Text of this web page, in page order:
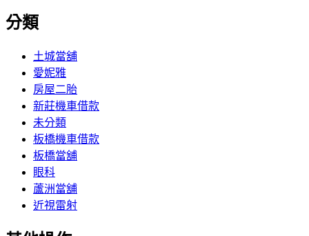
分類
土城當舖
愛妮雅
房屋二胎
新莊機車借款
未分類
板橋機車借款
板橋當舖
眼科
蘆洲當舖
近視雷射